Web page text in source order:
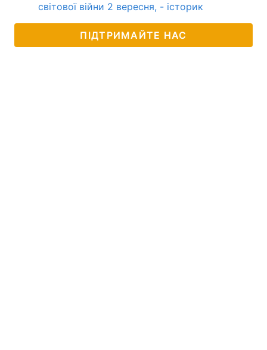
світової війни 2 вересня, - історик
ПІДТРИМАЙТЕ НАС